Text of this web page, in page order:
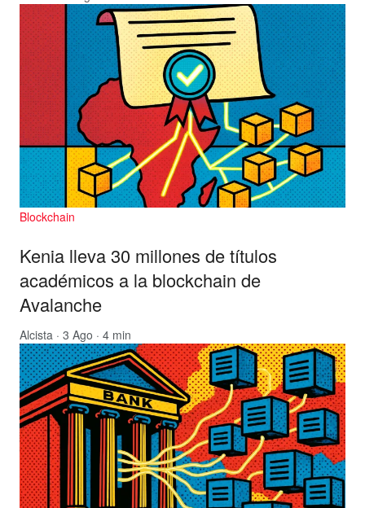
Blockchain
Kenia lleva 30 millones de títulos
académicos a la blockchain de
Avalanche
Alcista · 3 Ago · 4 min